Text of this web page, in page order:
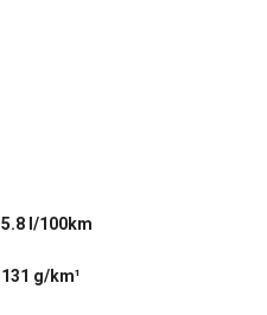
5.8 l/100km
131 g/km¹